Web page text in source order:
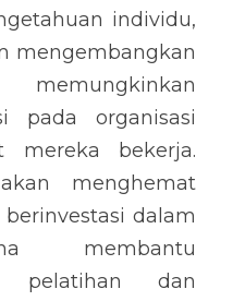
individu,
mengembangkan
memungkinkan
pada organisasi
mereka bekerja.
menghemat
dalam
membantu
pelatihan dan